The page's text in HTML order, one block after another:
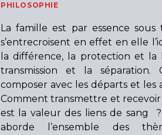
PHILOSOPHIE
La famille est par essence
s’entrecroisent en effet en elle
la différence, la protection et la
transmission et la séparation.
composer avec les départs et les
Comment transmettre et
est la valeur des liens de sang ?
aborde l’ensemble des